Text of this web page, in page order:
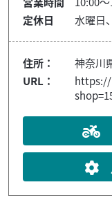
定休日
水曜日
住所：
神奈川
URL：
https://